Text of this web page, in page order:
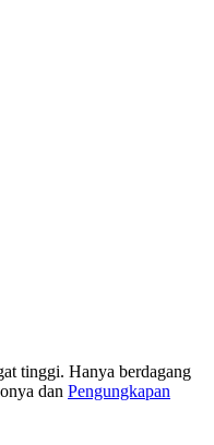
tinggi. Hanya berdagang
dan Pengungkapan